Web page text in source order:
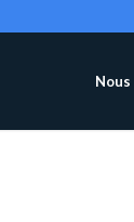
Nous